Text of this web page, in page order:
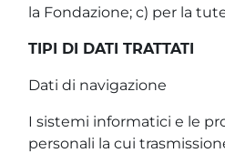
la Fondazione; c) per la
TIPI DI DATI TRATTATI
Dati di navigazione
I sistemi informatici e le
personali la cui